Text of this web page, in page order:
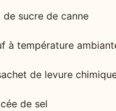
de sucre de canne
à température
de levure
de sel